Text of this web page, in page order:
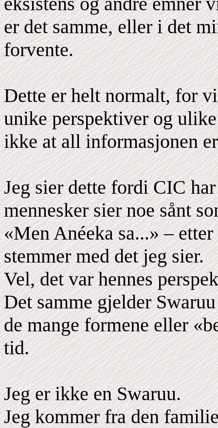
er det samme, eller i det
forvente.
Dette er helt normalt, for
unike perspektiver og
ikke at all informasjonen
Jeg sier dette fordi CIC
mennesker sier noe sånt
«Men Anéeka sa...» –
stemmer med det jeg sier.
Vel, det var hennes
Det samme gjelder
de mange formene eller
tid.
Jeg er ikke en Swaruu.
Jeg kommer fra den